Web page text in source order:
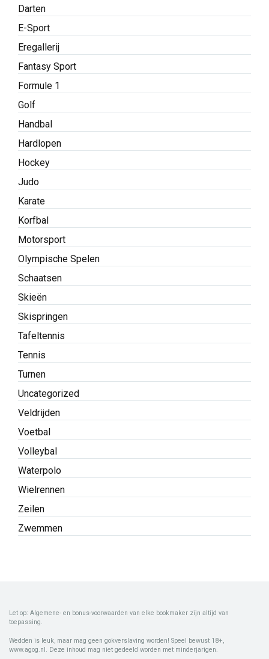
Darten
E-Sport
Eregallerij
Fantasy Sport
Formule 1
Golf
Handbal
Hardlopen
Hockey
Judo
Karate
Korfbal
Motorsport
Olympische Spelen
Schaatsen
Skieën
Skispringen
Tafeltennis
Tennis
Turnen
Uncategorized
Veldrijden
Voetbal
Volleybal
Waterpolo
Wielrennen
Zeilen
Zwemmen
Let op: Algemene- en bonus-voorwaarden van elke bookmaker zijn altijd van
toepassing.
Wedden is leuk, maar mag geen gokverslaving worden! Speel bewust 18+,
www.agog.nl. Deze inhoud mag niet gedeeld worden met minderjarigen.